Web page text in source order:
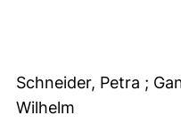
Schneider, Petra ;
Wilhelm